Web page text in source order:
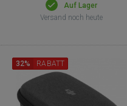
Auf Lager
Versand noch heute
32% RABATT